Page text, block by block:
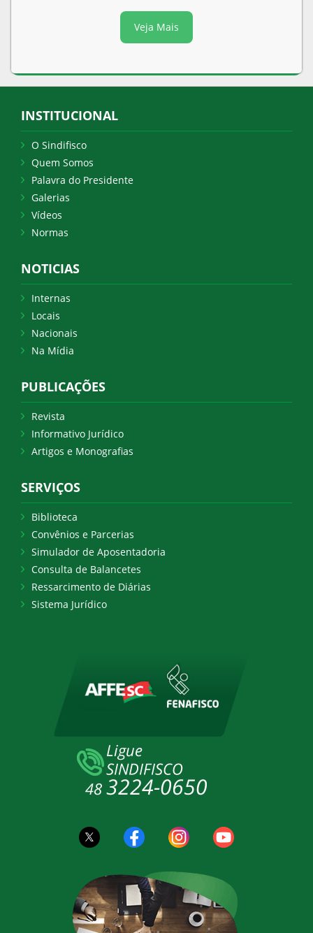
Veja Mais
INSTITUCIONAL
O Sindifisco
Quem Somos
Palavra do Presidente
Galerias
Vídeos
Normas
NOTICIAS
Internas
Locais
Nacionais
Na Mídia
PUBLICAÇÕES
Revista
Informativo Jurídico
Artigos e Monografias
SERVIÇOS
Biblioteca
Convênios e Parcerias
Simulador de Aposentadoria
Consulta de Balancetes
Ressarcimento de Diárias
Sistema Jurídico